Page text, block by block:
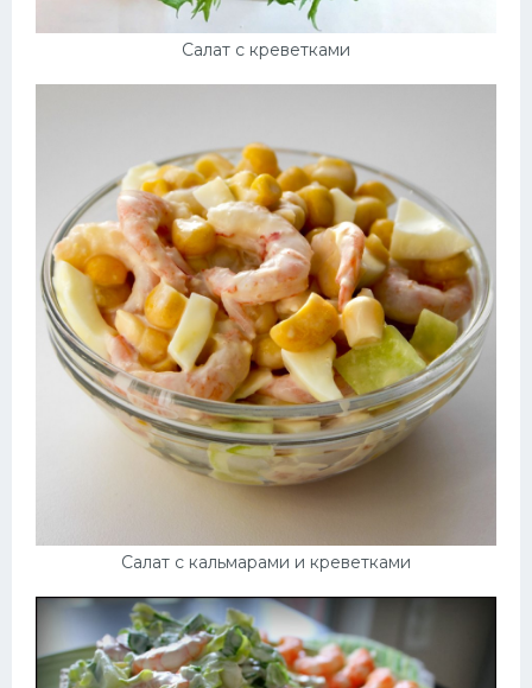
Салат с креветками
Салат с кальмарами и креветками